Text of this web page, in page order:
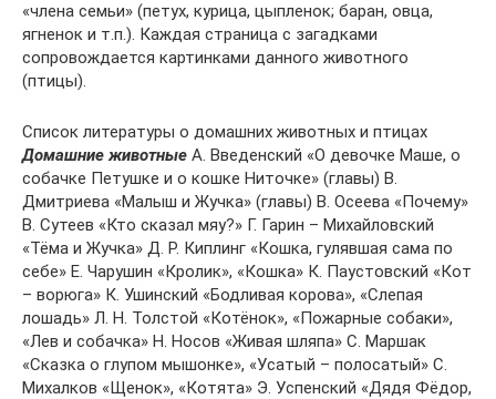
«члена семьи» (петух, курица, цыпленок; баран, овца,
ягненок и т.п.). Каждая страница с загадками
сопровождается картинками данного животного
(птицы).
Список литературы о домашних животных и птицах
Домашние животные А. Введенский «О девочке Маше, о
собачке Петушке и о кошке Ниточке» (главы) В.
Дмитриева «Малыш и Жучка» (главы) В. Осеева «Почему»
В. Сутеев «Кто сказал мяу?» Г. Гарин – Михайловский
«Тёма и Жучка» Д. Р. Киплинг «Кошка, гулявшая сама по
себе» Е. Чарушин «Кролик», «Кошка» К. Паустовский «Кот
– ворюга» К. Ушинский «Бодливая корова», «Слепая
лошадь» Л. Н. Толстой «Котёнок», «Пожарные собаки»,
«Лев и собачка» Н. Носов «Живая шляпа» С. Маршак
«Сказка о глупом мышонке», «Усатый – полосатый» С.
Михалков «Щенок», «Котята» Э. Успенский «Дядя Фёдор,